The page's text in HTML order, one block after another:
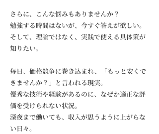
さらに、こんな悩みもありませんか？
勉強する時間はないが、今すぐ答えが欲しい。
そして、理論ではなく、実践で使える具体策が
知りたい。
毎日、価格競争に巻き込まれ、「もっと安くで
きませんか？」と言われる現実。
優秀な技術や経験があるのに、なぜか適正な評
価を受けられない状況。
深夜まで働いても、収入が思うように上がらな
い日々。